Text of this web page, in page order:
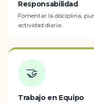
Responsabilidad
Fomentar la disciplina,
actividad diaria.
🤝
Trabajo en Equipo